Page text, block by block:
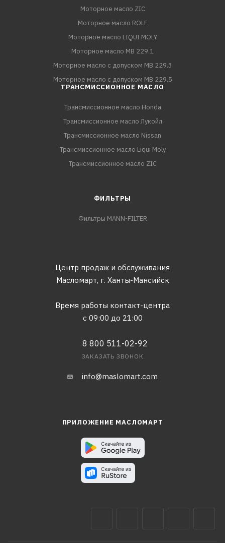
Моторное масло ZIC
Моторное масло ROLF
Моторное масло LIQUI MOLY
Моторное масло MB 229.1
Моторное масло с допуском MB 229.3
Моторное масло с допуском MB 229.5
ТРАНСМИССИОННОЕ МАСЛО
Трансмиссионное масло Honda
Трансмиссионное масло Лукойл
Трансмиссионное масло Nissan
Трансмиссионное масло Liqui Moly
Трансмиссионное масло ZIC
ФИЛЬТРЫ
Фильтры MANN-FILTER
Центр продаж и обслуживания
Масломарт, г. Ханты-Мансийск
Время работы контакт-центра
с 09:00 до 21:00
8 800 511-02-92
ЗАКАЗАТЬ ЗВОНОК
info@maslomart.com
ПРИЛОЖЕНИЕ МАСЛОМАРТ